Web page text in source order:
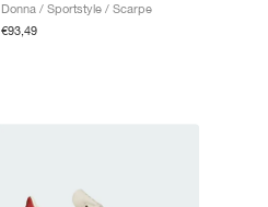
Donna / Sportstyle / Scarpe
€93,49